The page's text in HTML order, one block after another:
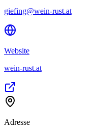
giefing@wein-rust.at
Website
wein-rust.at
Adresse